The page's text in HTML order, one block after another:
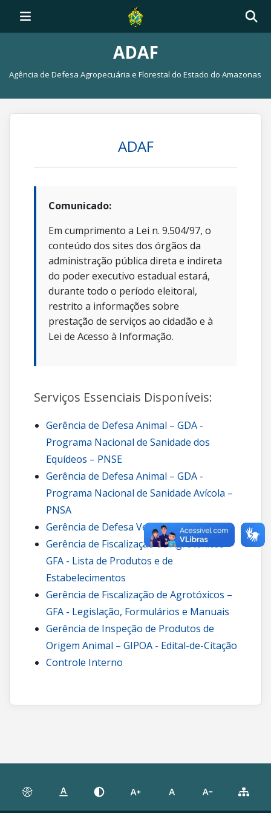
ADAF
Agência de Defesa Agropecuária e Florestal do Estado do Amazonas
ADAF
Comunicado:
Em cumprimento a Lei n. 9.504/97, o
conteúdo dos sites dos órgãos da
administração pública direta e indireta
do poder executivo estadual estará,
durante todo o período eleitoral,
restrito a informações sobre
prestação de serviços ao cidadão e à
Lei de Acesso à Informação.
Serviços Essenciais Disponíveis:
Gerência de Defesa Animal – GDA -
Programa Nacional de Sanidade dos
Equídeos – PNSE
Gerência de Defesa Animal – GDA -
Programa Nacional de Sanidade Avícola –
PNSA
Gerência de Defesa Vegetal – GDV
Gerência de Fiscalização de Agrotóxicos –
GFA - Lista de Produtos e de
Estabelecimentos
Gerência de Fiscalização de Agrotóxicos –
GFA - Legislação, Formulários e Manuais
Gerência de Inspeção de Produtos de
Origem Animal – GIPOA - Edital-de-Citação
Controle Interno